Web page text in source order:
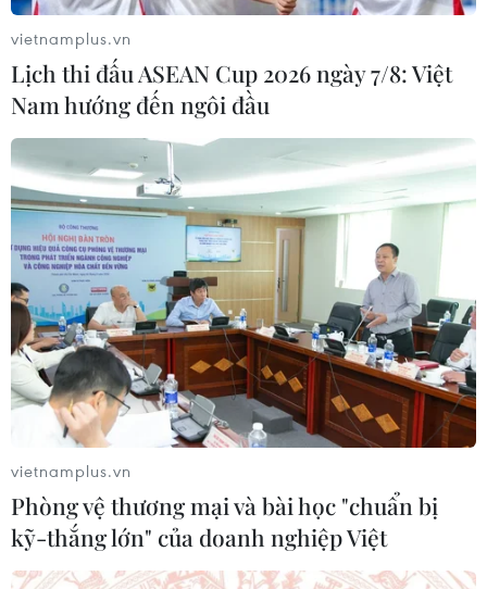
Đội tuyển Việt Nam giữ kỷ
lục bất bại dài nhất thế giới
16/12/2018 00:26
Sau chiến thắng 1-0 trong trận chung kết lượt về AFF
Suzuki Cup 2018, đội tuyển bóng đá Việt Nam đã vượt
qua Pháp để trở thành đội bóng nắm giữ kỷ lục bất bại
dài nhất thế giới.
vietnamplus.vn
Lịch thi đấu ASEAN Cup 2026 ngày 7/8: Việt
Nam hướng đến ngôi đầu
vietnamplus.vn
Phòng vệ thương mại và bài học "chuẩn bị
kỹ-thắng lớn" của doanh nghiệp Việt